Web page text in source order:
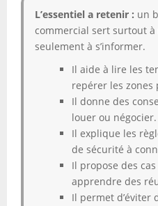
L’essentiel a retenir : un
commercial sert surtout
seulement à s’informer.
Il aide à lire les
repérer les zones
Il donne des
louer ou négocier.
Il explique les
de sécurité à
Il propose des
apprendre des
Il permet d’éviter